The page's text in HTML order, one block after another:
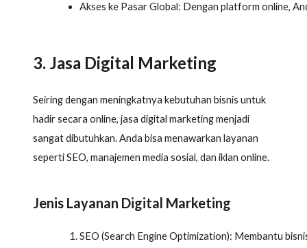
Akses ke Pasar Global: Dengan platform online,
3. Jasa Digital Marketing
Seiring dengan meningkatnya kebutuhan bisnis untuk
hadir secara online, jasa digital marketing menjadi
sangat dibutuhkan. Anda bisa menawarkan layanan
seperti SEO, manajemen media sosial, dan iklan online.
Jenis Layanan Digital Marketing
SEO (Search Engine Optimization): Membantu